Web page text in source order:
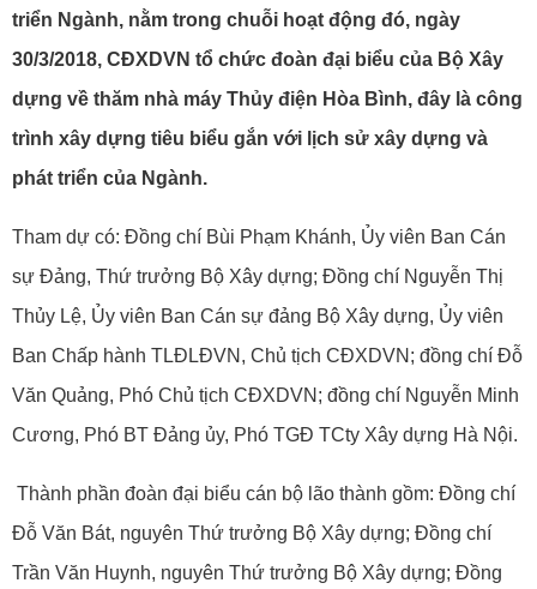
triển Ngành, nằm trong chuỗi hoạt động đó, ngày
30/3/2018, CĐXDVN tổ chức đoàn đại biểu của Bộ Xây
dựng về thăm nhà máy Thủy điện Hòa Bình, đây là công
trình xây dựng tiêu biểu gắn với lịch sử xây dựng và
phát triển của Ngành.
Tham dự có: Đồng chí Bùi Phạm Khánh, Ủy viên Ban Cán
sự Đảng, Thứ trưởng Bộ Xây dựng; Đồng chí Nguyễn Thị
Thủy Lệ, Ủy viên Ban Cán sự đảng Bộ Xây dựng, Ủy viên
Ban Chấp hành TLĐLĐVN, Chủ tịch CĐXDVN; đồng chí Đỗ
Văn Quảng, Phó Chủ tịch CĐXDVN; đồng chí Nguyễn Minh
Cương, Phó BT Đảng ủy, Phó TGĐ TCty Xây dựng Hà Nội.
Thành phần đoàn đại biểu cán bộ lão thành gồm: Đồng chí
Đỗ Văn Bát, nguyên Thứ trưởng Bộ Xây dựng; Đồng chí
Trần Văn Huynh, nguyên Thứ trưởng Bộ Xây dựng; Đồng